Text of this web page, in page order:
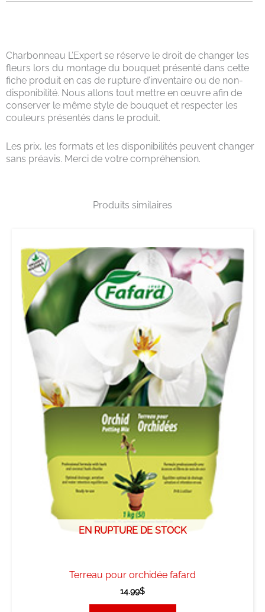
Charbonneau L’Expert se réserve le droit de changer les
fleurs lors du montage du bouquet présenté dans cette
fiche produit en cas de rupture d’inventaire ou de non-
disponibilité. Nous allons tout mettre en œuvre afin de
conserver le même style de bouquet et respecter les
couleurs présentés dans le produit.
Les prix, les formats et les disponibilités peuvent changer
sans préavis. Merci de votre compréhension.
Produits similaires
EN RUPTURE DE STOCK
Terreau pour orchidée fafard
14.99$